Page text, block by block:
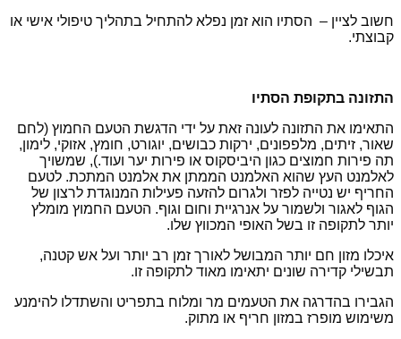
חשוב לציין – הסתיו הוא זמן נפלא להתחיל בתהליך טיפולי אישי או
קבוצתי.
התזונה בתקופת הסתיו
התאימו את התזונה לעונה זאת על ידי הדגשת הטעם החמוץ (לחם
שאור, זיתים, מלפפונים, ירקות כבושים, יוגורט, חומץ, אזוקי, לימון,
תה פירות חמוצים כגון היביסקוס או פירות יער ועוד.), שמשויך
לאלמנט העץ שהוא האלמנט הממתן את אלמנט המתכת. לטעם
החריף יש נטייה לפזר ולגרום להזעה פעילות המנוגדת לרצון של
הגוף לאגור ולשמור על אנרגיית וחום וגוף. הטעם החמוץ מומלץ
יותר לתקופה זו בשל האופי המכווץ שלו.
איכלו מזון חם יותר המבושל לאורך זמן רב יותר ועל אש קטנה,
תבשילי קדירה שונים יתאימו מאוד לתקופה זו.
הגבירו בהדרגה את הטעמים מר ומלוח בתפריט והשתדלו להימנע
משימוש מופרז במזון חריף או מתוק.